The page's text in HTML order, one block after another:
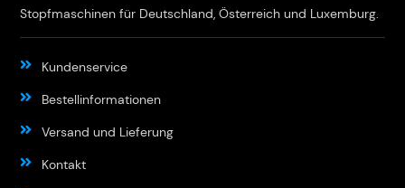
Stopfmaschinen für Deutschland, Österreich und Luxemburg.
Kundenservice
Bestellinformationen
Versand und Lieferung
Kontakt